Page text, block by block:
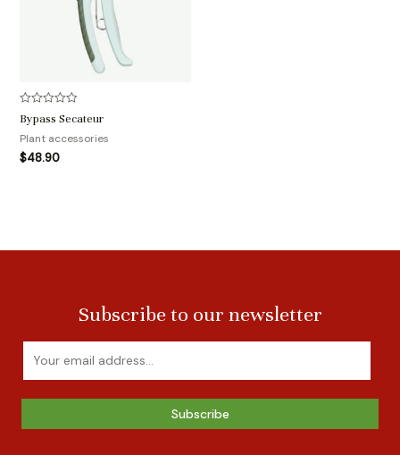
评
分
0
&sol;
5
Bypass Secateur
Plant accessories
$48.90
Subscribe to our newsletter
Subscribe